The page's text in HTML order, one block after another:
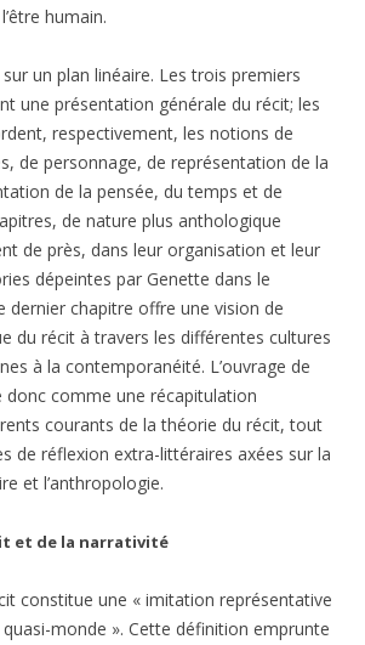
humain.
sur un plan linéaire. Les trois premiers
une présentation générale du récit; les
respectivement, les notions de
de personnage, de représentation de la
de la pensée, du temps et de
de nature plus anthologique
de près, dans leur organisation et leur
dépeintes par Genette dans le
dernier chapitre offre une vision de
du récit à travers les différentes cultures
à la contemporanéité. L’ouvrage de
donc comme une récapitulation
courants de la théorie du récit, tout
de réflexion extra-littéraires axées sur la
et l’anthropologie.
et de la narrativité
constitue une « imitation représentative
monde ». Cette définition emprunte